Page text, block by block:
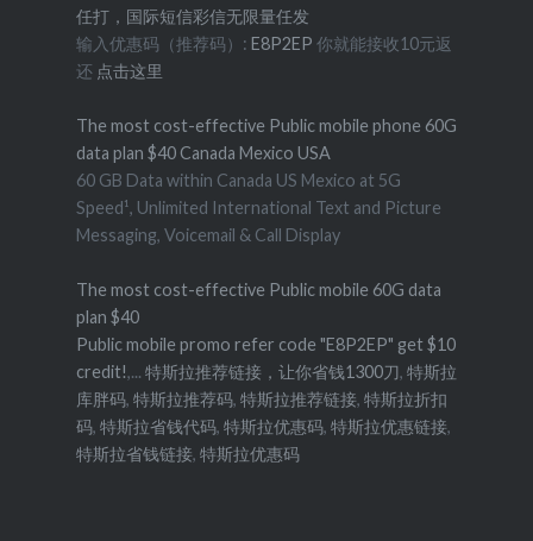
任打，国际短信彩信无限量任发
输入优惠码（推荐码）: E8P2EP 你就能接收10元返
还 点击这里
The most cost-effective Public mobile phone 60G
data plan $40 Canada Mexico USA
60 GB Data within Canada US Mexico at 5G
Speed¹, Unlimited International Text and Picture
Messaging, Voicemail & Call Display
The most cost-effective Public mobile 60G data
plan $40
Public mobile promo refer code "E8P2EP" get $10
credit!,... 特斯拉推荐链接，让你省钱1300刀, 特斯拉
库胖码, 特斯拉推荐码, 特斯拉推荐链接, 特斯拉折扣
码, 特斯拉省钱代码, 特斯拉优惠码, 特斯拉优惠链接,
特斯拉省钱链接, 特斯拉优惠码